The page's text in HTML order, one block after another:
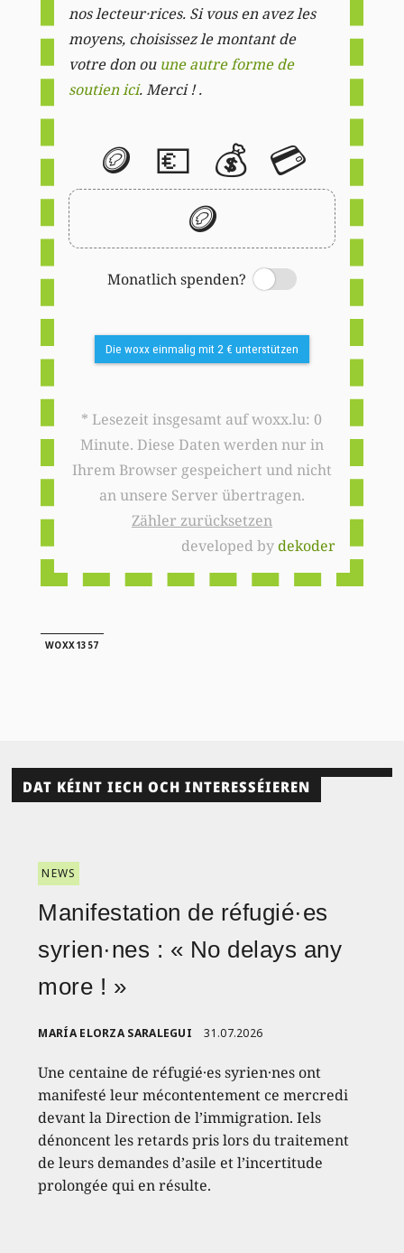
nos lecteur·rices. Si vous en avez les
moyens, choisissez le montant de
votre don ou une autre forme de
soutien ici. Merci ! .
🪙 💶 💰 💳
🪙
Monatlich spenden?
Switch
Die woxx einmalig mit 2 € unterstützen
* Lesezeit insgesamt auf woxx.lu: 0
Minute. Diese Daten werden nur in
Ihrem Browser gespeichert und nicht
an unsere Server übertragen.
Zähler zurücksetzen
developed bydekoder
WOXX1357
DAT KÉINT IECH OCH INTERESSÉIEREN
NEWS
Manifestation de réfugié·es
syrien·nes : « No delays any
more ! »
MARÍA ELORZA SARALEGUI 31.07.2026
Une centaine de réfugié·es syrien·nes ont
manifesté leur mécontentement ce mercredi
devant la Direction de l’immigration. Iels
dénoncent les retards pris lors du traitement
de leurs demandes d’asile et l’incertitude
prolongée qui en résulte.